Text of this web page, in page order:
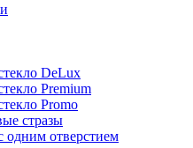
DeLux
Premium
Promo
стразы
отверстием